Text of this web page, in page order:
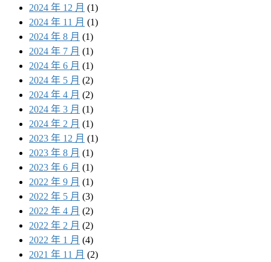
2024 年 12 月 (1)
2024 年 11 月 (1)
2024 年 8 月 (1)
2024 年 7 月 (1)
2024 年 6 月 (1)
2024 年 5 月 (2)
2024 年 4 月 (2)
2024 年 3 月 (1)
2024 年 2 月 (1)
2023 年 12 月 (1)
2023 年 8 月 (1)
2023 年 6 月 (1)
2022 年 9 月 (1)
2022 年 5 月 (3)
2022 年 4 月 (2)
2022 年 2 月 (2)
2022 年 1 月 (4)
2021 年 11 月 (2)